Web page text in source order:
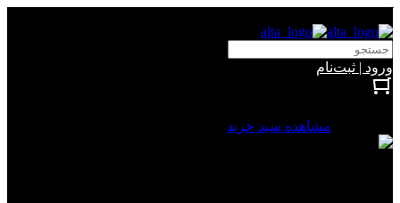
ورود | ثبت‌نام
مشاهده سبد خرید